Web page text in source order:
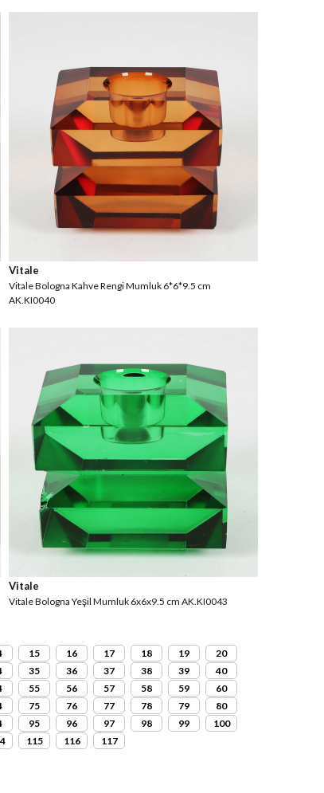
Vitale
Vitale Bologna Kahve Rengi Mumluk 6*6*9.5 cm
AK.KI0040
Vitale
Vitale Bologna Yeşil Mumluk 6x6x9.5 cm AK.KI0043
15 16 17 18 19
20
35 36 37 38 39
40
55 56 57 58 59
60
75 76 77 78 79
80
95 96 97 98 99
100
115 116 117